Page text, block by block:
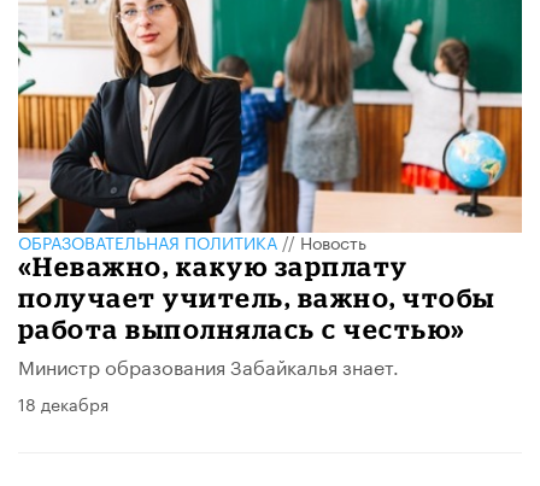
ОБРАЗОВАТЕЛЬНАЯ ПОЛИТИКА//Новость
«Неважно, какую зарплату
получает учитель, важно, чтобы
работа выполнялась с честью»
Министр образования Забайкалья знает.
18 декабря